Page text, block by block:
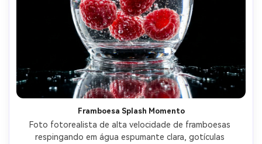
Framboesa Splash Momento
Foto fotorealista de alta velocidade de framboesas
respingando em água espumante clara, gotículas
Crie imagens com
IA sem limites.
100% grátis!
Comece Grátis →